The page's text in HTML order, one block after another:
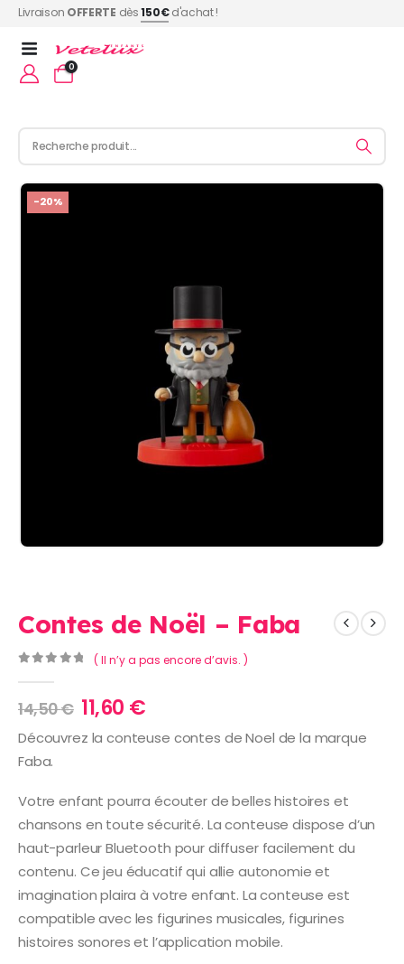
Livraison OFFERTE dès150€d'achat !
0
-20%
Contes de Noël – Faba
( Il n’y a pas encore d’avis. )
14,50€ Le
prix
initial
11,60 €Le
actuel
Découvrez la conteuse contes de Noel de la marque
Faba.
Votre enfant pourra écouter de belles histoires et
chansons en toute sécurité. La conteuse dispose d’un
haut-parleur Bluetooth pour diffuser facilement du
contenu. Ce jeu éducatif qui allie autonomie et
imagination plaira à votre enfant. La conteuse est
compatible avec les figurines musicales, figurines
histoires sonores et l’application mobile.